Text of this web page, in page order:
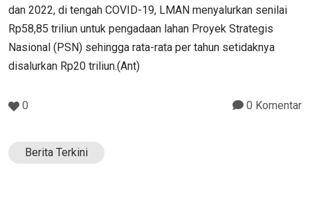
dan 2022, di tengah COVID-19, LMAN menyalurkan senilai
Rp58,85 triliun untuk pengadaan lahan Proyek Strategis
Nasional (PSN) sehingga rata-rata per tahun setidaknya
disalurkan Rp20 triliun.(Ant)
0 0 Komentar
Berita Terkini